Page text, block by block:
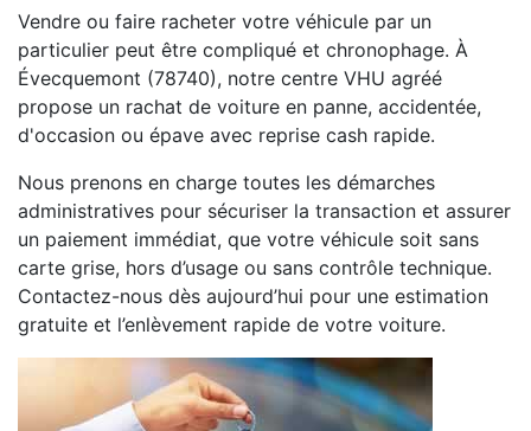
Vendre ou faire racheter votre véhicule par un
particulier peut être compliqué et chronophage. À
Évecquemont (78740), notre centre VHU agréé
propose un rachat de voiture en panne, accidentée,
d'occasion ou épave avec reprise cash rapide.
Nous prenons en charge toutes les démarches
administratives pour sécuriser la transaction et assurer
un paiement immédiat, que votre véhicule soit sans
carte grise, hors d’usage ou sans contrôle technique.
Contactez-nous dès aujourd’hui pour une estimation
gratuite et l’enlèvement rapide de votre voiture.